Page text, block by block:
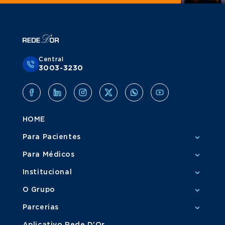
Central
3003-3230
HOME
Para Pacientes
Para Médicos
Institucional
O Grupo
Parcerias